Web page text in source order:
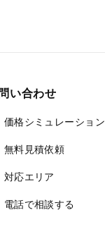
い合わせ
価格シミュレーション
無料見積依頼
対応エリア
電話で相談する